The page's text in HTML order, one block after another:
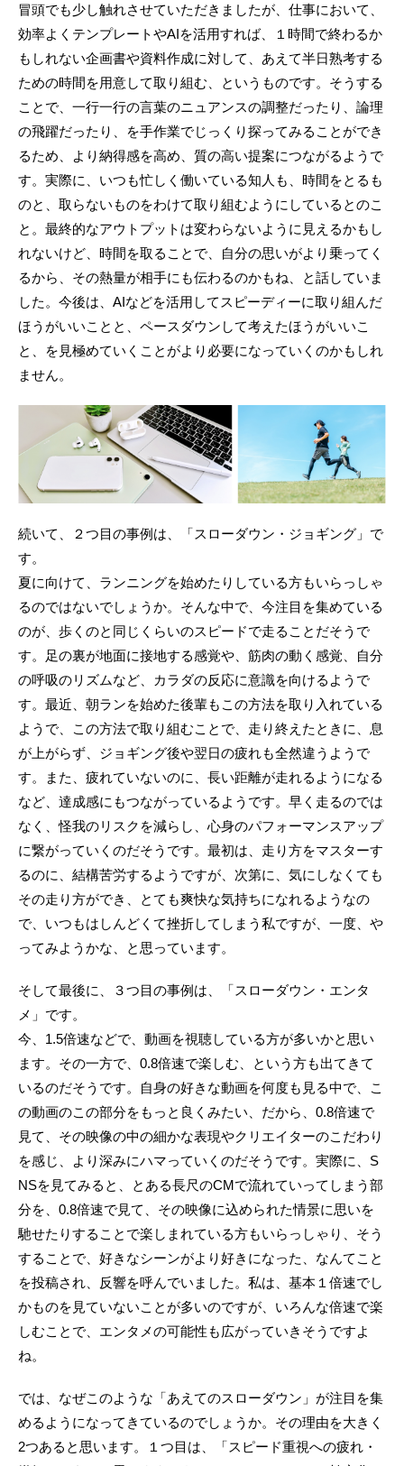
冒頭でも少し触れさせていただきましたが、仕事において、
効率よくテンプレートやAIを活用すれば、１時間で終わるか
もしれない企画書や資料作成に対して、あえて半日熟考する
ための時間を用意して取り組む、というものです。そうする
ことで、一行一行の言葉のニュアンスの調整だったり、論理
の飛躍だったり、を手作業でじっくり探ってみることができ
るため、より納得感を高め、質の高い提案につながるようで
す。実際に、いつも忙しく働いている知人も、時間をとるも
のと、取らないものをわけて取り組むようにしているとのこ
と。最終的なアウトプットは変わらないように見えるかもし
れないけど、時間を取ることで、自分の思いがより乗ってく
るから、その熱量が相手にも伝わるのかもね、と話していま
した。今後は、AIなどを活用してスピーディーに取り組んだ
ほうがいいことと、ペースダウンして考えたほうがいいこ
と、を見極めていくことがより必要になっていくのかもしれ
ません。
続いて、２つ目の事例は、「スローダウン・ジョギング」で
す。
夏に向けて、ランニングを始めたりしている方もいらっしゃ
るのではないでしょうか。そんな中で、今注目を集めている
のが、歩くのと同じくらいのスピードで走ることだそうで
す。足の裏が地面に接地する感覚や、筋肉の動く感覚、自分
の呼吸のリズムなど、カラダの反応に意識を向けるようで
す。最近、朝ランを始めた後輩もこの方法を取り入れている
ようで、この方法で取り組むことで、走り終えたときに、息
が上がらず、ジョギング後や翌日の疲れも全然違うようで
す。また、疲れていないのに、長い距離が走れるようになる
など、達成感にもつながっているようです。早く走るのでは
なく、怪我のリスクを減らし、心身のパフォーマンスアップ
に繋がっていくのだそうです。最初は、走り方をマスターす
るのに、結構苦労するようですが、次第に、気にしなくても
その走り方ができ、とても爽快な気持ちになれるようなの
で、いつもはしんどくて挫折してしまう私ですが、一度、や
ってみようかな、と思っています。
そして最後に、３つ目の事例は、「スローダウン・エンタ
メ」です。
今、1.5倍速などで、動画を視聴している方が多いかと思い
ます。その一方で、0.8倍速で楽しむ、という方も出てきて
いるのだそうです。自身の好きな動画を何度も見る中で、こ
の動画のこの部分をもっと良くみたい、だから、0.8倍速で
見て、その映像の中の細かな表現やクリエイターのこだわり
を感じ、より深みにハマっていくのだそうです。実際に、S
NSを見てみると、とある長尺のCMで流れていってしまう部
分を、0.8倍速で見て、その映像に込められた情景に思いを
馳せたりすることで楽しまれている方もいらっしゃり、そう
することで、好きなシーンがより好きになった、なんてこと
を投稿され、反響を呼んでいました。私は、基本１倍速でし
かものを見ていないことが多いのですが、いろんな倍速で楽
しむことで、エンタメの可能性も広がっていきそうですよ
ね。
では、なぜこのような「あえてのスローダウン」が注目を集
めるようになってきているのでしょうか。その理由を大きく
2つあると思います。１つ目は、「スピード重視への疲れ・